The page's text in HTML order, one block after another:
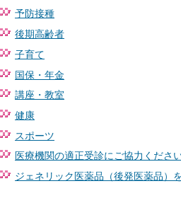
予防接種
後期高齢者
子育て
国保・年金
講座・教室
健康
スポーツ
医療機関の適正受診にご協力くださ
ジェネリック医薬品（後発医薬品）